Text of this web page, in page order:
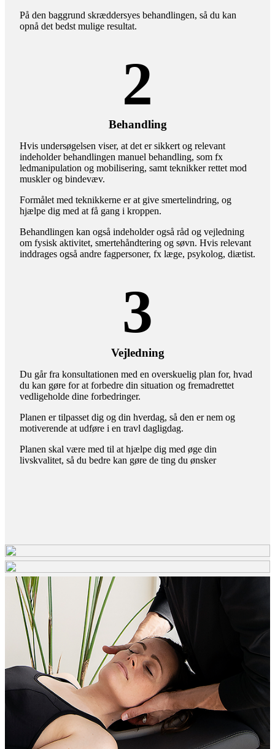
På den baggrund skræddersyes behandlingen, så du kan
opnå det bedst mulige resultat.
2
Behandling
Hvis undersøgelsen viser, at det er sikkert og relevant
indeholder behandlingen manuel behandling, som fx
ledmanipulation og mobilisering, samt teknikker rettet mod
muskler og bindevæv.
Formålet med teknikkerne er at give smertelindring, og
hjælpe dig med at få gang i kroppen.
Behandlingen kan også indeholder også råd og vejledning
om fysisk aktivitet, smertehåndtering og søvn. Hvis relevant
inddrages også andre fagpersoner, fx læge, psykolog, diætist.
3
Vejledning
Du går fra konsultationen med en overskuelig plan for, hvad
du kan gøre for at forbedre din situation og fremadrettet
vedligeholde dine forbedringer.
​Planen er tilpasset dig og din hverdag, så den er nem og
motiverende at udføre i en travl dagligdag.
Planen skal være med til at hjælpe dig med øge din
livskvalitet, så du bedre kan gøre de ting du ønsker